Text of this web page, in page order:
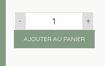
- +
AJOUTER AU PANIER